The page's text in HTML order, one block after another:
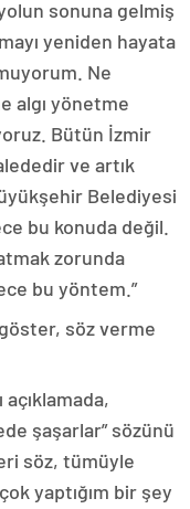
sonuna gelmiş
yeniden hayata
Ne
algı yönetme
Bütün İzmir
ve artık
Belediyesi
bu konuda değil.
zorunda
bu yöntem.”
söz verme
açıklamada,
şaşarlar” sözünü
söz, tümüyle
yaptığım bir şey